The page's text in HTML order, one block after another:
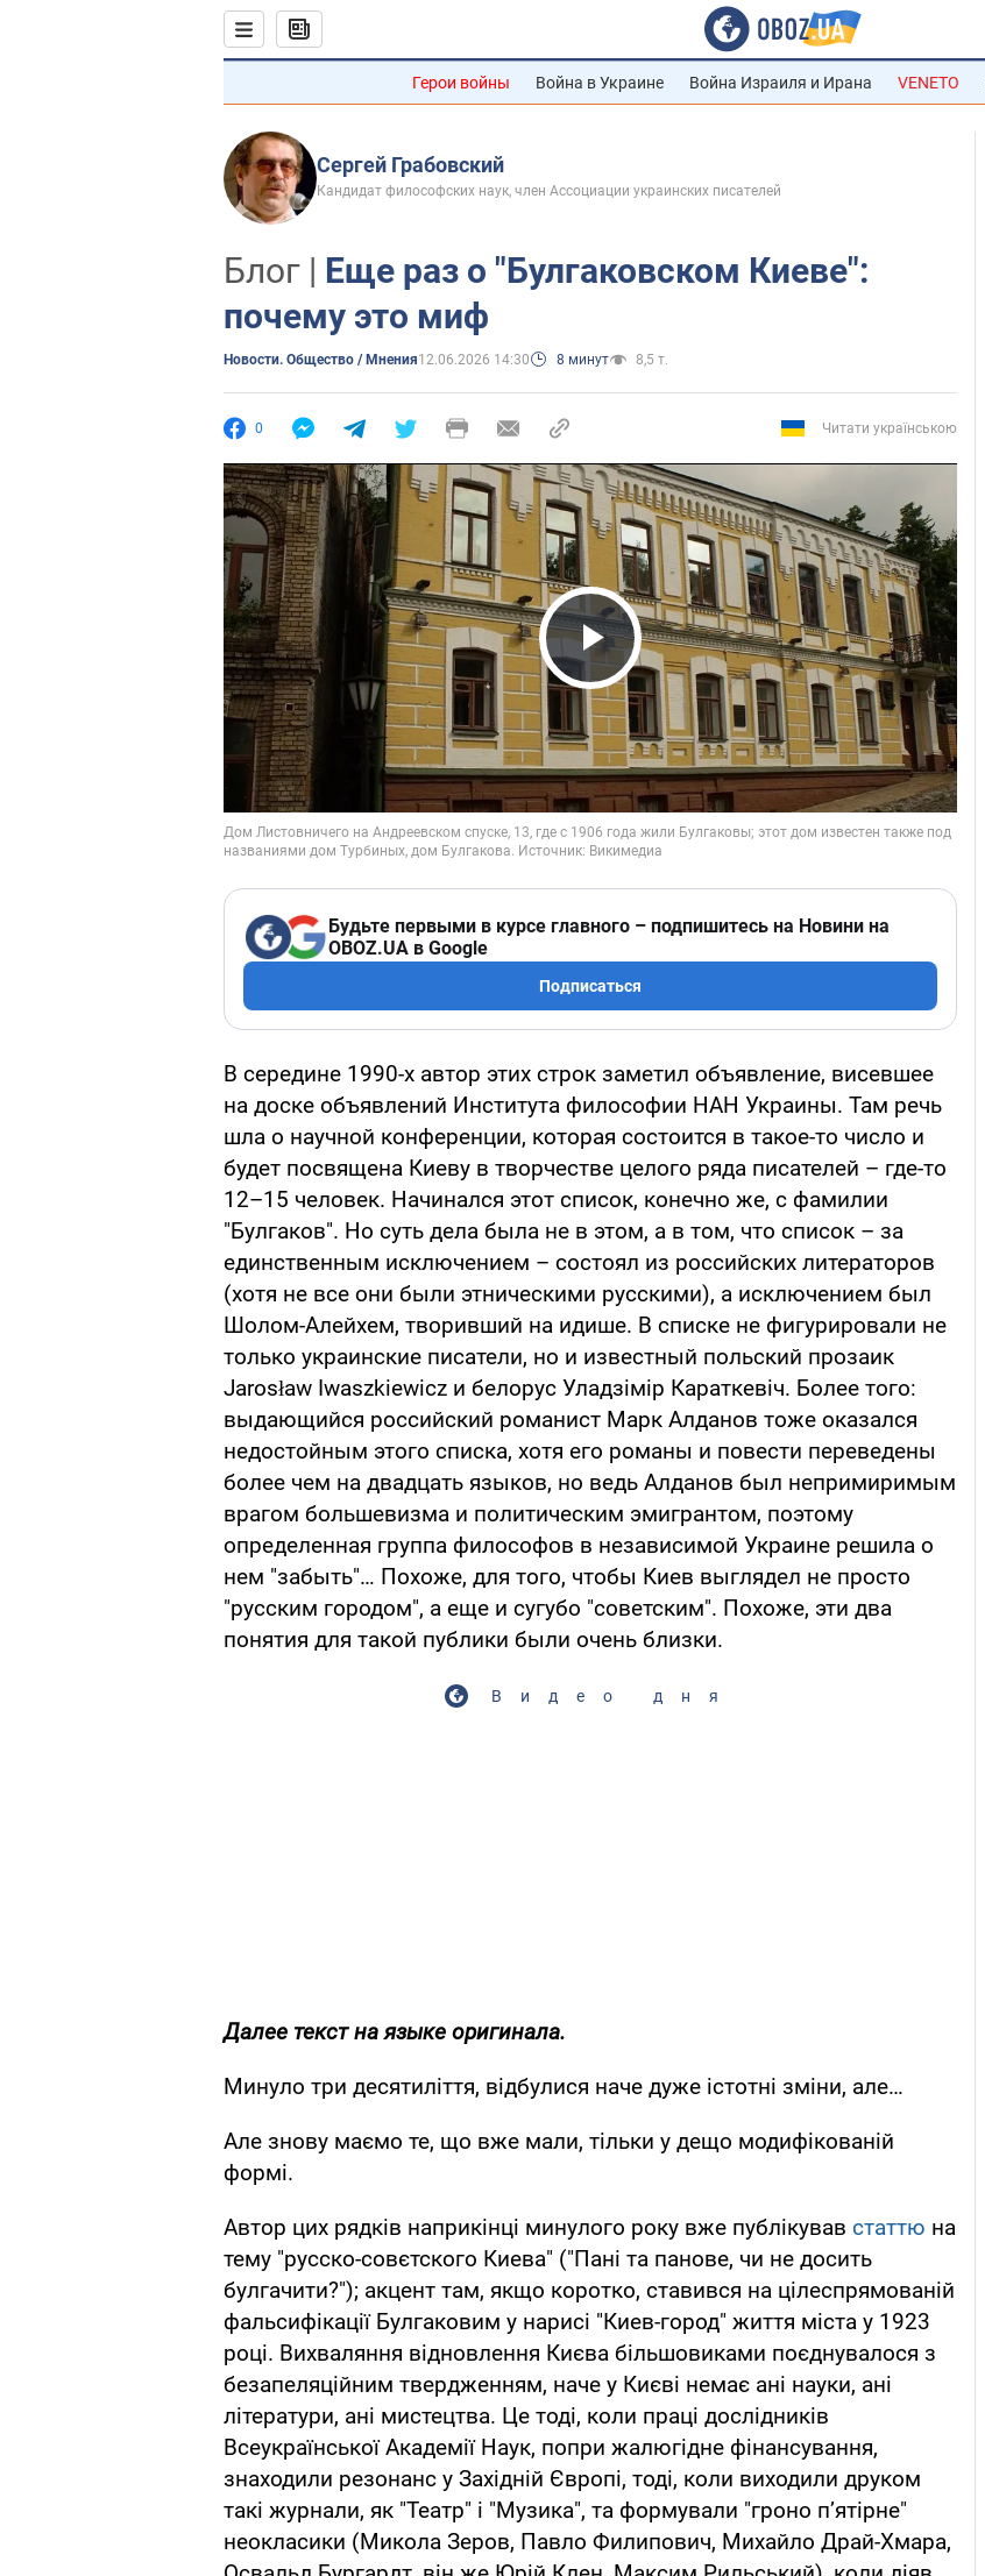
Герои войны Война в Украине Война Израиля и Ирана VENETO
Сергей Грабовский
Кандидат философских наук, член Ассоциации украинских писателей
Блог | Еще раз о "Булгаковском Киеве":
почему это миф
Новости. Общество / Мнения12.06.2026 14:30 8 минут 8,5 т.
0 Читати українською
Play Video
Будьте первыми в курсе главного – подпишитесь на Новини на
OBOZ.UA в Google
Подписаться
В середине 1990-х автор этих строк заметил объявление, висевшее
на доске объявлений Института философии НАН Украины. Там речь
шла о научной конференции, которая состоится в такое-то число и
будет посвящена Киеву в творчестве целого ряда писателей – где-то
12–15 человек. Начинался этот список, конечно же, с фамилии
"Булгаков". Но суть дела была не в этом, а в том, что список – за
единственным исключением – состоял из российских литераторов
(хотя не все они были этническими русскими), а исключением был
Шолом-Алейхем, творивший на идише. В списке не фигурировали не
только украинские писатели, но и известный польский прозаик
Jarosław Iwaszkiewicz и белорус Уладзімір Караткевіч. Более того:
выдающийся российский романист Марк Алданов тоже оказался
недостойным этого списка, хотя его романы и повести переведены
более чем на двадцать языков, но ведь Алданов был непримиримым
врагом большевизма и политическим эмигрантом, поэтому
определенная группа философов в независимой Украине решила о
нем "забыть"… Похоже, для того, чтобы Киев выглядел не просто
"русским городом", а еще и сугубо "советским". Похоже, эти два
понятия для такой публики были очень близки.
Видео дня
Далее текст на языке оригинала.
Минуло три десятиліття, відбулися наче дуже істотні зміни, але…
Але знову маємо те, що вже мали, тільки у дещо модифікованій
формі.
Автор цих рядків наприкінці минулого року вже публікував статтю на
тему "русско-совєтского Киева" ("Пані та панове, чи не досить
булгачити?"); акцент там, якщо коротко, ставився на цілеспрямованій
фальсифікації Булгаковим у нарисі "Киев-город" життя міста у 1923
році. Вихваляння відновлення Києва більшовиками поєднувалося з
безапеляційним твердженням, наче у Києві немає ані науки, ані
літератури, ані мистецтва. Це тоді, коли праці дослідників
Всеукраїнської Академії Наук, попри жалюгідне фінансування,
знаходили резонанс у Західній Європі, тоді, коли виходили друком
такі журнали, як "Театр" і "Музика", та формували "гроно п’ятірне"
неокласики (Микола Зеров, Павло Филипович, Михайло Драй-Хмара,